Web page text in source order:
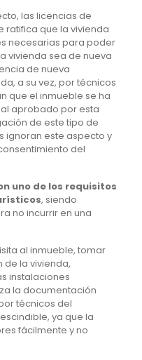
las licencias de
ratifica que la vivienda
necesarias para poder
vivienda sea de nueva
de nueva
a su vez, por técnicos
que el inmueble se ha
aprobado por esta
de este tipo de
ignoran este aspecto y
del
uno de los requisitos
, siendo
no incurrir en una
al inmueble, tomar
de la vivienda,
instalaciones
la documentación
técnicos del
ya que la
fácilmente y no